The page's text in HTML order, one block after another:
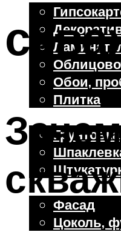
Ламинат,
Обои,
Плитка
Грунтовка
Внешняя
Фасад
Цоколь,